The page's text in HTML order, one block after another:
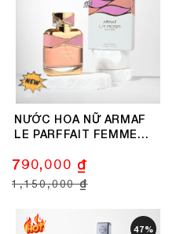
NƯỚC HOA NỮ ARMAF
LE PARFFAIT FEMME
790,000 ₫
1,150,000 ₫
47%